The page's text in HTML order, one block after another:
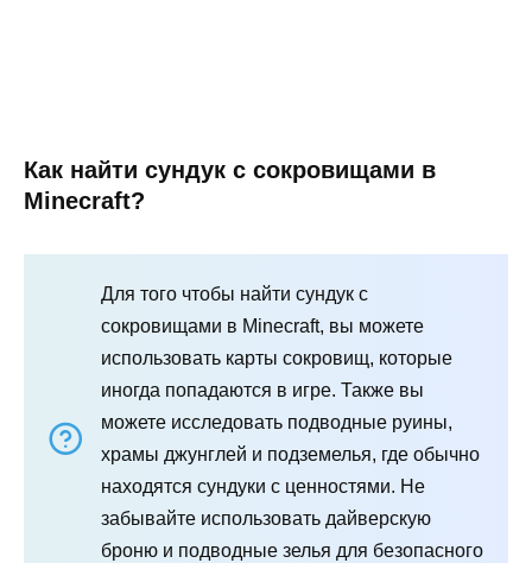
Как найти сундук с сокровищами в
Minecraft?
Для того чтобы найти сундук с
сокровищами в Minecraft, вы можете
использовать карты сокровищ, которые
иногда попадаются в игре. Также вы
можете исследовать подводные руины,
храмы джунглей и подземелья, где обычно
находятся сундуки с ценностями. Не
забывайте использовать дайверскую
броню и подводные зелья для безопасного